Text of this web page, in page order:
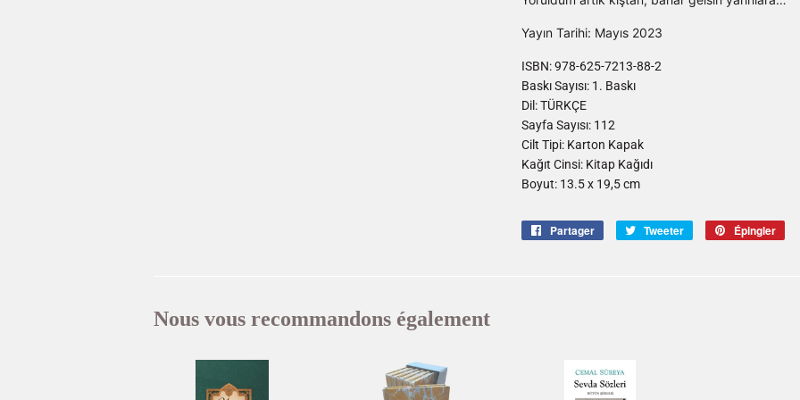
Yayın Tarihi: Mayıs 2023
ISBN: 978-625-7213-88-2
Baskı Sayısı: 1. Baskı
Dil: TÜRKÇE
Sayfa Sayısı: 112
Cilt Tipi: Karton Kapak
Kağıt Cinsi: Kitap Kağıdı
Boyut: 13.5 x 19,5 cm
Partager
PartagerTweeter
Tweeter
Épingler
Nous vous recommandons également